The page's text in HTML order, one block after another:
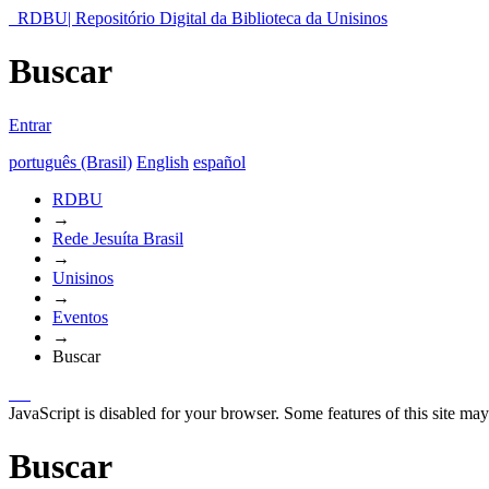
RDBU| Repositório Digital da Biblioteca da Unisinos
Buscar
Entrar
português (Brasil) English español
RDBU
→
Rede Jesuíta Brasil
→
Unisinos
→
Eventos
→
Buscar
JavaScript is disabled for your browser. Some features of this site
Buscar